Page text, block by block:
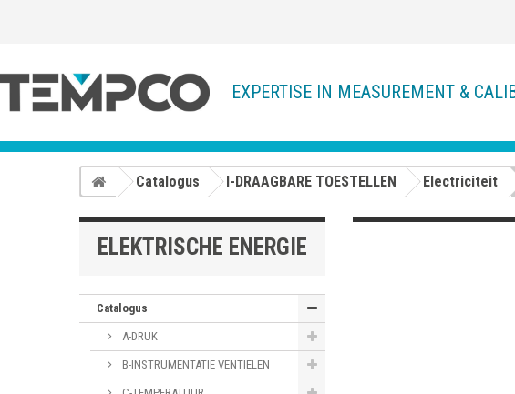
EXPERTISE IN MEASUREMENT &
Catalogus I-DRAAGBARE TOESTELLEN Electriciteit
ELEKTRISCHE ENERGIE
Catalogus
A-DRUK
B-INSTRUMENTATIE VENTIELEN